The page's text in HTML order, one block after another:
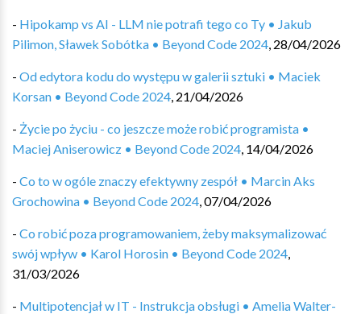
- Hipokamp vs AI - LLM nie potrafi tego co Ty • Jakub
Pilimon, Sławek Sobótka • Beyond Code 2024, 28/04/2026
- Od edytora kodu do występu w galerii sztuki • Maciek
Korsan • Beyond Code 2024, 21/04/2026
- Życie po życiu - co jeszcze może robić programista •
Maciej Aniserowicz • Beyond Code 2024, 14/04/2026
- Co to w ogóle znaczy efektywny zespół • Marcin Aks
Grochowina • Beyond Code 2024,07/04/2026
- Co robić poza programowaniem, żeby maksymalizować
swój wpływ • Karol Horosin • Beyond Code 2024,
31/03/2026
- Multipotencjał w IT - Instrukcja obsługi • Amelia Walter-